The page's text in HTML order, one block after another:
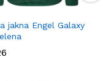
jakna Engel Galaxy